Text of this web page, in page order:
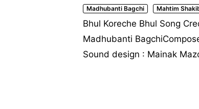
Madhubanti Bagchi Mahtim
Bhul Koreche Bhul Song
Madhubanti
Sound design : Mainak